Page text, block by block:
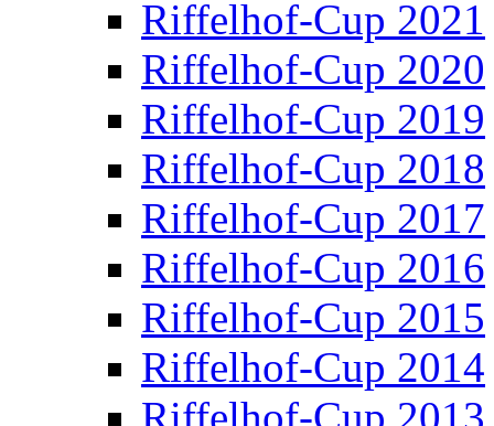
Riffelhof-Cup 2021
Riffelhof-Cup 2020
Riffelhof-Cup 2019
Riffelhof-Cup 2018
Riffelhof-Cup 2017
Riffelhof-Cup 2016
Riffelhof-Cup 2015
Riffelhof-Cup 2014
Riffelhof-Cup 2013